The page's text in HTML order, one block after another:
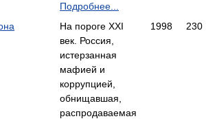
Подробнее...
На пороге XXI
век. Россия,
истерзанная
мафией и
коррупцией,
обнищавшая,
распродаваемая
1998 230